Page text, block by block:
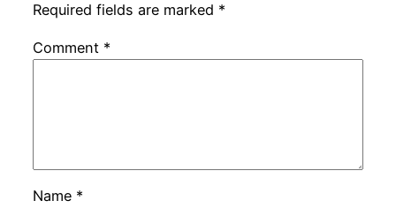
Required fields are marked *
Comment *
Name *